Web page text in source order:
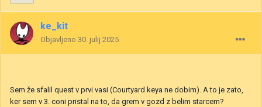
ke_kit
Objavljeno 30. julij 2025
Sem že sfalil quest v prvi vasi (Courtyard keya ne dobim). A to je zato,
ker sem v 3. coni pristal na to, da grem v gozd z belim starcem?